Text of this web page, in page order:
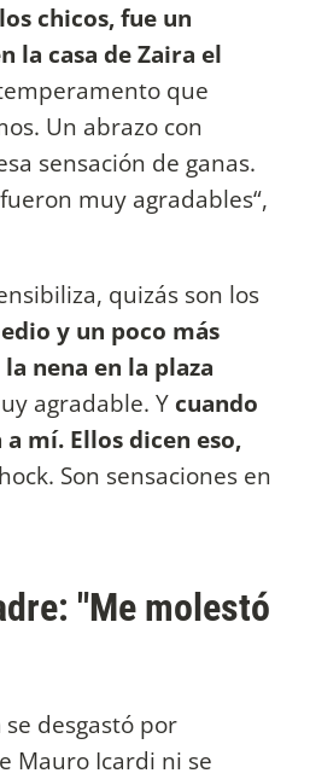
chicos, fue un
la casa de Zaira el
que
Un abrazo con
sensación de ganas.
muy agradables“,
quizás son los
y un poco más
nena en la plaza
agradable. Y cuando
mí. Ellos dicen eso,
Son sensaciones en
"Me molestó
se desgastó por
Mauro Icardi ni se